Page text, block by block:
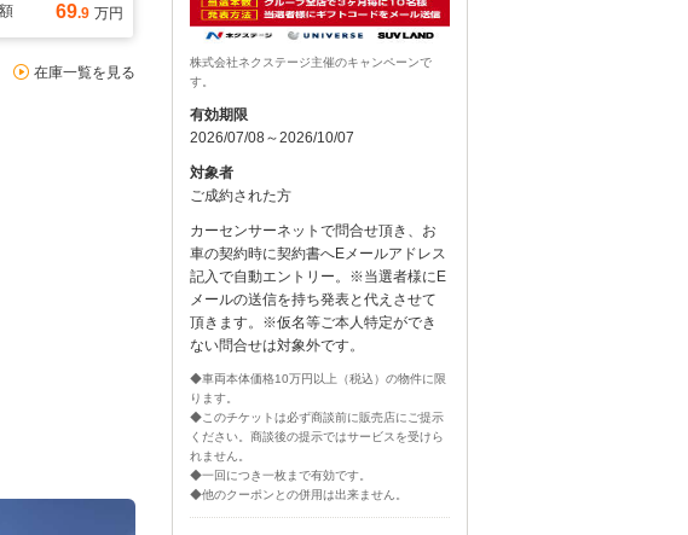
69.9 万円
在庫一覧を見る
株式会社ネクステージ主催のキャンペーンで
す。
有効期限
2026/07/08～2026/10/07
対象者
ご成約された方
カーセンサーネットで問合せ頂き、お
車の契約時に契約書へEメールアドレス
記入で自動エントリー。※当選者様にE
メールの送信を持ち発表と代えさせて
頂きます。※仮名等ご本人特定ができ
ない問合せは対象外です。
◆車両本体価格10万円以上（税込）の物件に限
ります。
◆このチケットは必ず商談前に販売店にご提示
ください。商談後の提示ではサービスを受けら
れません。
◆一回につき一枚まで有効です。
◆他のクーポンとの併用は出来ません。